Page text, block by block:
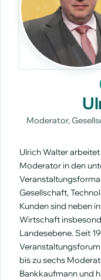
Moderator,
Ulrich Walter
Moderator in den
Gesellschaft,
Kunden sind neben
Wirtschaft
Landesebene. Seit
bis zu sechs
Bankkaufmann und